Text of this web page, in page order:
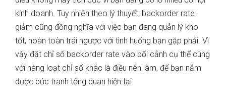
kinh doanh. Tuy nhiên theo lý thuyết, backorder rate
giảm cũng đồng nghĩa với việc bạn đang quản lý kho
tốt, hoàn toàn trái ngược với tình huống bạn gặp phải. Vì
vậy đặt chỉ số backorder rate vào bối cảnh cụ thể cùng
với hàng loạt chỉ số khác là điều nên làm, để bạn nắm
được bức tranh tổng quan hiện tại.